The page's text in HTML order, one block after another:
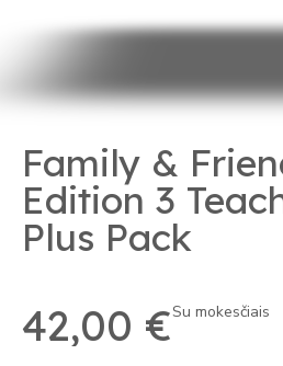
Family &
Edition 3
Plus Pack
42,00 €Su mokesčiais